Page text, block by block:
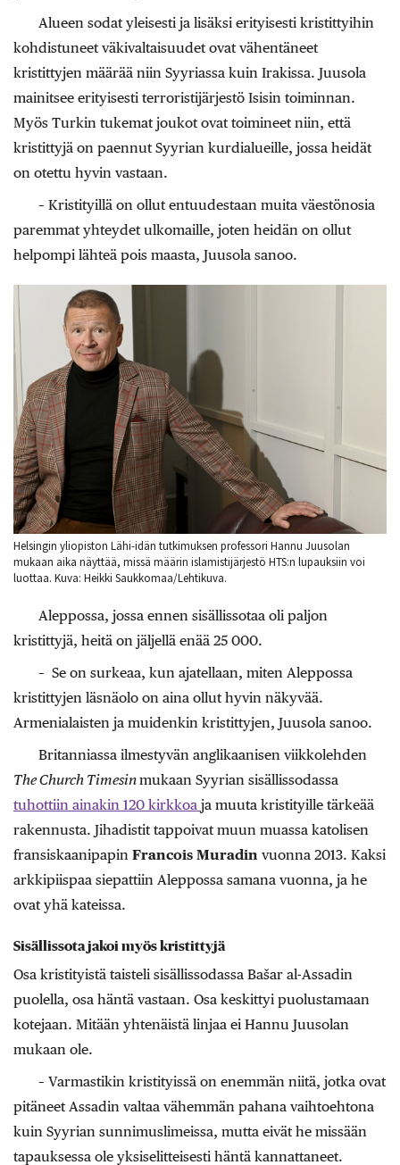
Alueen sodat yleisesti ja lisäksi erityisesti kristittyihin
kohdistuneet väkivaltaisuudet ovat vähentäneet
kristittyjen määrää niin Syyriassa kuin Irakissa. Juusola
mainitsee erityisesti terroristijärjestö Isisin toiminnan.
Myös Turkin tukemat joukot ovat toimineet niin, että
kristittyjä on paennut Syyrian kurdialueille, jossa heidät
on otettu hyvin vastaan.
– Kristityillä on ollut entuudestaan muita väestönosia
paremmat yhteydet ulkomaille, joten heidän on ollut
helpompi lähteä pois maasta, Juusola sanoo.
Helsingin yliopiston Lähi-idän tutkimuksen professori Hannu Juusolan
mukaan aika näyttää, missä määrin islamistijärjestö HTS:n lupauksiin voi
luottaa. Kuva: Heikki Saukkomaa/Lehtikuva.
Aleppossa, jossa ennen sisällissotaa oli paljon
kristittyjä, heitä on jäljellä enää 25 000.
– Se on surkeaa, kun ajatellaan, miten Aleppossa
kristittyjen läsnäolo on aina ollut hyvin näkyvää.
Armenialaisten ja muidenkin kristittyjen, Juusola sanoo.
Britanniassa ilmestyvän anglikaanisen viikkolehden
The Church Timesinmukaan Syyrian sisällissodassa
tuhottiin ainakin 120 kirkkoa ja muuta kristityille tärkeää
rakennusta. Jihadistit tappoivat muun muassa katolisen
fransiskaanipapin Francois Muradin vuonna 2013. Kaksi
arkkipiispaa siepattiin Aleppossa samana vuonna, ja he
ovat yhä kateissa.
Sisällissota jakoi myös kristittyjä
Osa kristityistä taisteli sisällissodassa Bašar al-Assadin
puolella, osa häntä vastaan. Osa keskittyi puolustamaan
kotejaan. Mitään yhtenäistä linjaa ei Hannu Juusolan
mukaan ole.
– Varmastikin kristityissä on enemmän niitä, jotka ovat
pitäneet Assadin valtaa vähemmän pahana vaihtoehtona
kuin Syyrian sunnimuslimeissa, mutta eivät he missään
tapauksessa ole yksiselitteisesti häntä kannattaneet.